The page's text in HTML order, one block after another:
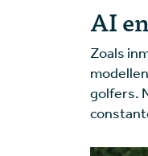
AI
Zoals
golfers.